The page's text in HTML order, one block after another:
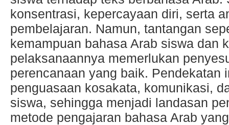
konsentrasi, kepercayaan diri, serta
pembelajaran. Namun, tantangan
kemampuan bahasa Arab siswa dan
pelaksanaannya memerlukan
perencanaan yang baik. Pendekatan
penguasaan kosakata, komunikasi,
siswa, sehingga menjadi landasan
metode pengajaran bahasa Arab